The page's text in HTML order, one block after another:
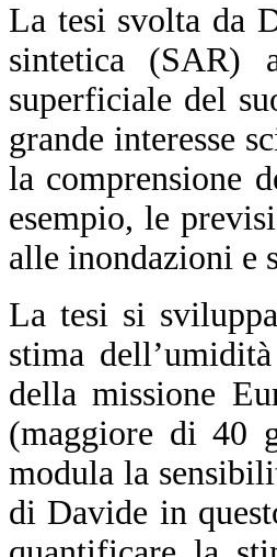
La tesi svolta da
sintetica (SAR)
superficiale del
grande interesse
la comprensione
esempio, le
alle inondazioni e
La tesi si
stima
della missione
(maggiore di 40
modula la
di Davide in